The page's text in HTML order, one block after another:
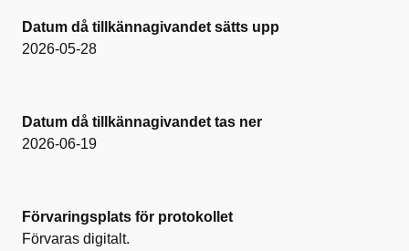
Datum då tillkännagivandet sätts upp
2026-05-28
Datum då tillkännagivandet tas ner
2026-06-19
Förvaringsplats för protokollet
Förvaras digitalt.